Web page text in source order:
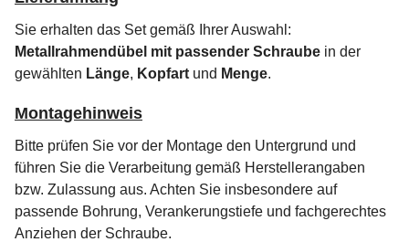
Sie erhalten das Set gemäß Ihrer Auswahl:
Metallrahmendübel mit passender Schraube in der
gewählten Länge, Kopfart und Menge.
Montagehinweis
Bitte prüfen Sie vor der Montage den Untergrund und
führen Sie die Verarbeitung gemäß Herstellerangaben
bzw. Zulassung aus. Achten Sie insbesondere auf
passende Bohrung, Verankerungstiefe und fachgerechtes
Anziehen der Schraube.